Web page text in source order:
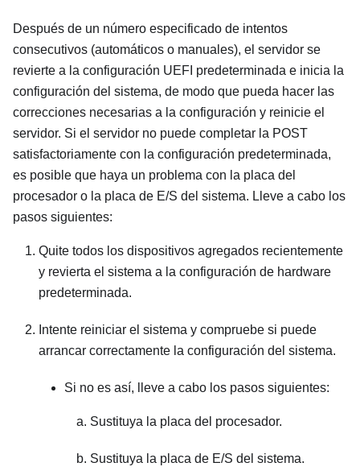
Después de un número especificado de intentos
consecutivos (automáticos o manuales), el servidor se
revierte a la configuración UEFI predeterminada e inicia la
configuración del sistema, de modo que pueda hacer las
correcciones necesarias a la configuración y reinicie el
servidor. Si el servidor no puede completar la POST
satisfactoriamente con la configuración predeterminada,
es posible que haya un problema con la placa del
procesador o la placa de E/S del sistema. Lleve a cabo los
pasos siguientes:
Quite todos los dispositivos agregados recientemente
y revierta el sistema a la configuración de hardware
predeterminada.
Intente reiniciar el sistema y compruebe si puede
arrancar correctamente la configuración del sistema.
Si no es así, lleve a cabo los pasos siguientes:
Sustituya la placa del procesador.
Sustituya la placa de E/S del sistema.